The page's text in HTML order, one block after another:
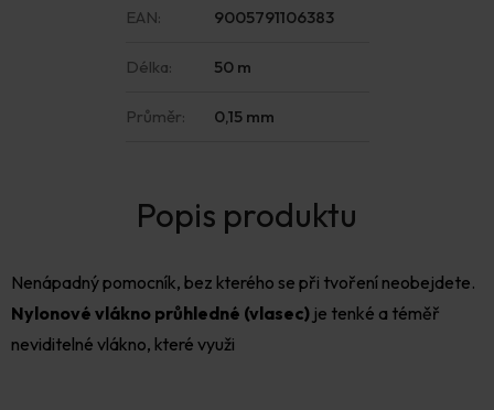
Nenápadný pomocník, bez kterého se při tvoření neobejdete.
Nylonové vlákno průhledné (vlasec) je tenké a téměř
neviditelné vlákno, které využi
EAN: 9005791106383
Délka: 50 m
Průměr: 0,15 mm